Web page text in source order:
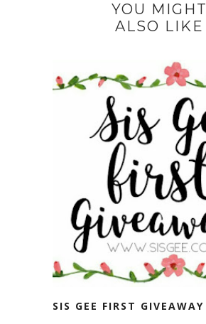
YOU MIGHT
ALSO LIKE
SIS GEE FIRST GIVEAWAY